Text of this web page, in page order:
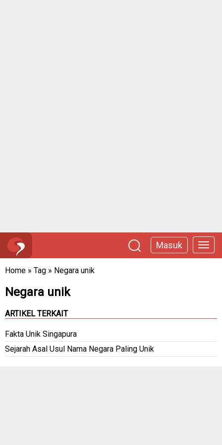
Masuk
Home » Tag » Negara unik
Negara unik
ARTIKEL TERKAIT
Fakta Unik Singapura
Sejarah Asal Usul Nama Negara Paling Unik